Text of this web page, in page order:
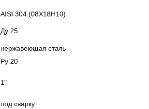
AISI 304 (08Х18Н10)
Ду 25
нержавеющая сталь
Ру 20
1"
под сварку